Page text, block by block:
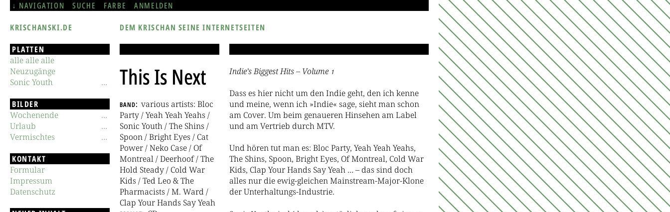
NAVIGATION SUCHE FARBE ANMELDEN
KRISCHANSKI.DE DEM KRISCHAN SEINE INTERNETSEITEN
This Is Next
band various artists: Bloc
Party / Yeah Yeah Yeahs /
Sonic Youth / The Shins /
Spoon / Bright Eyes / Cat
Power / Neko Case / Of
Montreal / Deerhoof / The
Hold Steady / Cold War
Kids / Ted Leo & The
Pharmacists / M. Ward /
Clap Your Hands Say Yeah
Indie’s Biggest Hits – Volume 1
Dass es hier nicht um den Indie geht, den ich kenne
und meine, wenn ich »Indie« sage, sieht man schon
am Cover. Um beim genaueren Hinsehen am Label
und am Vertrieb durch MTV.
Und hören tut man es: Bloc Party, Yeah Yeah Yeahs,
The Shins, Spoon, Bright Eyes, Of Montreal, Cold War
Kids, Clap Your Hands Say Yeah … – das sind doch
alles nur die ewig-gleichen Mainstream-Major-Klone
der Unterhaltungs-Industrie.
PLATTEN
alle alle alle
Neuzugänge
Sonic Youth
BILDER
Wochenende
Urlaub
Vermischtes
KONTAKT
Formular
Impressum
Datenschutz